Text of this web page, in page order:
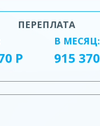
ПЕРЕПЛАТА
В МЕСЯЦ: